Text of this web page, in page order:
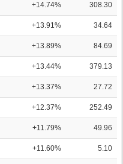
+14.74% 308.30
+13.91% 34.64
+13.89% 84.69
+13.44% 379.13
+13.37% 27.72
+12.37% 252.49
+11.79% 49.96
+11.60% 5.10